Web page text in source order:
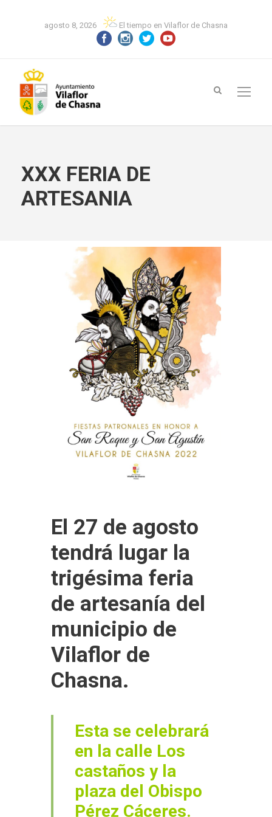
agosto 8, 2026 El tiempo en Vilaflor de Chasna
XXX FERIA DE
ARTESANIA
El 27 de agosto
tendrá lugar la
trigésima feria
de artesanía del
municipio de
Vilaflor de
Chasna.
Esta se celebrará
en la calle Los
castaños y la
plaza del Obispo
Pérez Cáceres.